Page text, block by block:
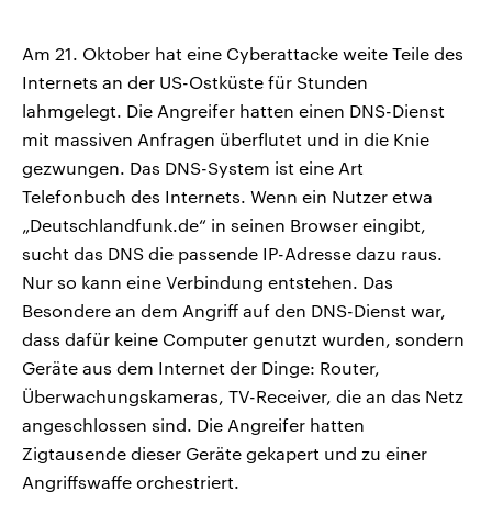
Am 21. Oktober hat eine Cyberattacke weite Teile des
Internets an der US-Ostküste für Stunden
lahmgelegt. Die Angreifer hatten einen DNS-Dienst
mit massiven Anfragen überflutet und in die Knie
gezwungen. Das DNS-System ist eine Art
Telefonbuch des Internets. Wenn ein Nutzer etwa
„Deutschlandfunk.de“ in seinen Browser eingibt,
sucht das DNS die passende IP-Adresse dazu raus.
Nur so kann eine Verbindung entstehen. Das
Besondere an dem Angriff auf den DNS-Dienst war,
dass dafür keine Computer genutzt wurden, sondern
Geräte aus dem Internet der Dinge: Router,
Überwachungskameras, TV-Receiver, die an das Netz
angeschlossen sind. Die Angreifer hatten
Zigtausende dieser Geräte gekapert und zu einer
Angriffswaffe orchestriert.